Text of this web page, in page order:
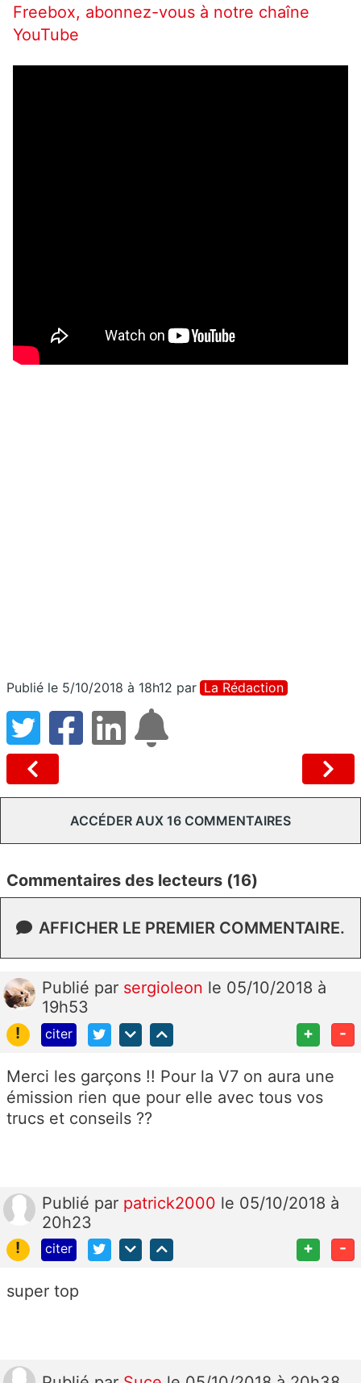
Freebox, abonnez-vous à notre chaîne
YouTube
Publié le 5/10/2018 à 18h12 par La Rédaction
ACCÉDER AUX 16 COMMENTAIRES
Commentaires des lecteurs (16)
AFFICHER LE PREMIER COMMENTAIRE.
Publié par sergioleon le 05/10/2018 à
19h53
!
citer + -
Merci les garçons !! Pour la V7 on aura une
émission rien que pour elle avec tous vos
trucs et conseils ??
Publié par patrick2000 le 05/10/2018 à
20h23
!
citer + -
super top